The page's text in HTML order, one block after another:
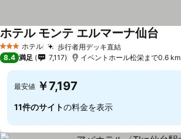
3 ホテルのランク
ホテル 歩行者用デッキ直結
ホテル モンテ エルマーナ仙台
8.4 満足 7,117 イベントホール松栄まで0.6 km
最安値 ￥7,197
11件のサイトの料金を表示